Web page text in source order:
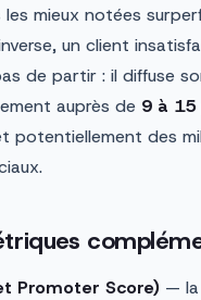
les mieux notées
un client
de partir : il diffuse
auprès de 9 à
potentiellement des
Promoter Score) — la